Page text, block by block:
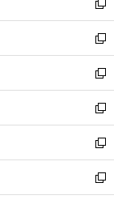
で
開
く
ド
ウ
で
開
く
ィ
ン
ド
ウ
で
開
く
い
ウ
ィ
ン
ド
ウ
で
開
く
新
し
い
ウ
ィ
ン
ド
ウ
で
開
く
新
し
い
ウ
ィ
ン
ド
ウ
で
開
新
し
い
ウ
ィ
ン
ド
ウ
新
し
い
ウ
ィ
ン
新
し
い
ウ
新
し